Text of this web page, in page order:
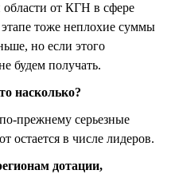
от КГН в сфере
тоже неплохие суммы
но если этого
будем получать.
насколько?
прежнему серьезные
остается в числе лидеров.
дотации,